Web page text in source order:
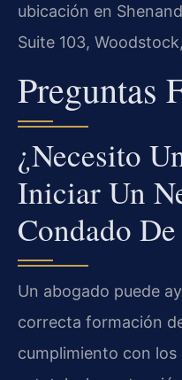
ubicación en
Suite 103,
Preguntas
¿Necesito
Iniciar Un
Condado
Un abogado puede
correcta formación
cumplimiento con